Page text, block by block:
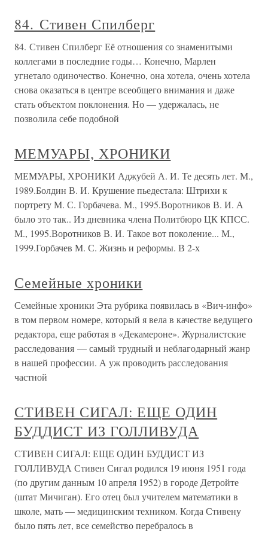
84. Стивен Спилберг
84. Стивен Спилберг Её отношения со знаменитыми
коллегами в последние годы… Конечно, Марлен
угнетало одиночество. Конечно, она хотела, очень хотела
снова оказаться в центре всеобщего внимания и даже
стать объектом поклонения. Но — удержалась, не
позволила себе подобной
МЕМУАРЫ, ХРОНИКИ
МЕМУАРЫ, ХРОНИКИ Аджубей А. И. Те десять лет. М.,
1989.Болдин В. И. Крушение пьедестала: Штрихи к
портрету М. С. Горбачева. М., 1995.Воротников В. И. А
было это так.. Из дневника члена Политбюро ЦК КПСС.
М., 1995.Воротников В. И. Такое вот поколение... М.,
1999.Горбачев М. С. Жизнь и реформы. В 2-х
Семейные хроники
Семейные хроники Эта рубрика появилась в «Вич-инфо»
в том первом номере, который я вела в качестве ведущего
редактора, еще работая в «Декамероне». Журналистские
расследования — самый трудный и неблагодарный жанр
в нашей профессии. А уж проводить расследования
частной
СТИВЕН СИГАЛ: ЕЩЕ ОДИН
БУДДИСТ ИЗ ГОЛЛИВУДА
СТИВЕН СИГАЛ: ЕЩЕ ОДИН БУДДИСТ ИЗ
ГОЛЛИВУДА Стивен Сигал родился 19 июня 1951 года
(по другим данным 10 апреля 1952) в городе Детройте
(штат Мичиган). Его отец был учителем математики в
школе, мать — медицинским техником. Когда Стивену
было пять лет, все семейство перебралось в